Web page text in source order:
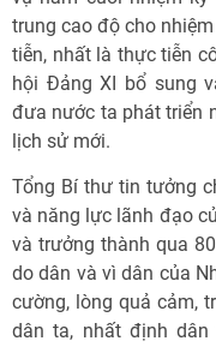
trung cao độ cho
tiễn, nhất là thực tiễn
hội Đảng XI bổ sung
đưa nước ta phát triển
lịch sử mới.
Tổng Bí thư tin tưởng
và năng lực lãnh đạo
và trưởng thành qua
do dân và vì dân của
cường, lòng quả cảm,
dân ta, nhất định